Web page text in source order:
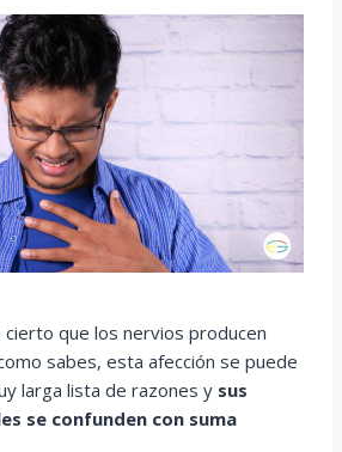
que los nervios producen
sabes, esta afección se puede
larga lista de razones y sus
se confunden con suma